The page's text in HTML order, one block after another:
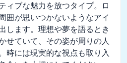
ィブな魅力を放つタイプ。ロ
囲が思いつかないようなアイ
します。理想や夢を語るとき
せていて、その姿が周りの人
時には現実的な視点も取り入